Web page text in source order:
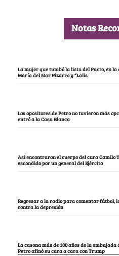
Notas
La mujer que tumbó la lista del Pacto, en
María del Mar Pizarro y “Lalis
Los opositores de Petro no tuvieron más
entró a la Casa Blanca
Así encontraron el cuerpo del cura Camilo
escondido por un general del Ejército
Regresar a la radio para comentar fútbol,
contra la depresión
La casona más de 100 años de la
Petro afinó su cara a cara con Trump